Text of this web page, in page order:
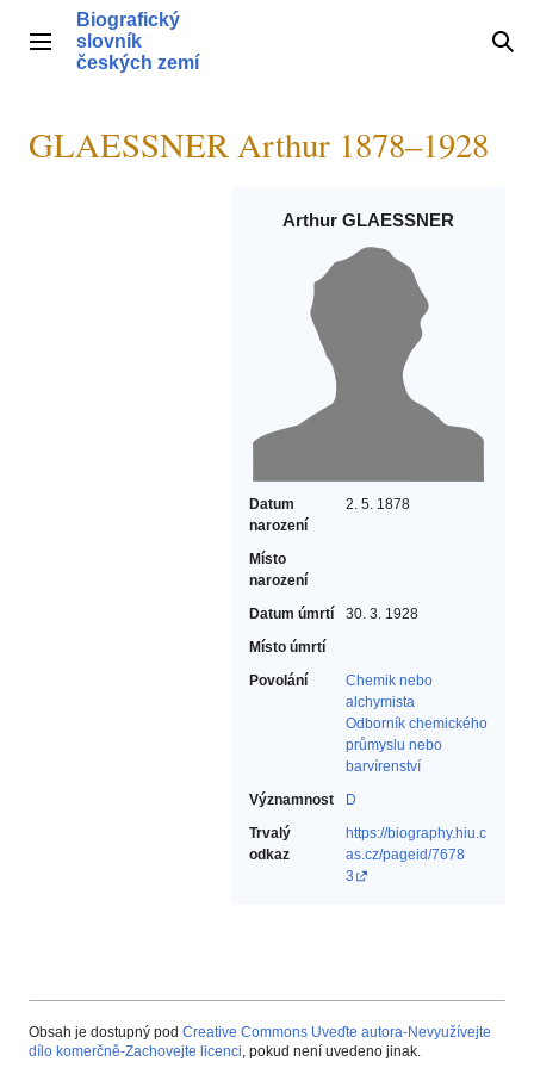
obsahHlavní menu
Biografický
slovník
českých zemí
GLAESSNER Arthur 1878–1928
Arthur GLAESSNER
Datum
narození
2. 5. 1878
Místo
narození
Datum úmrtí
30. 3. 1928
Místo úmrtí
Povolání
Chemik nebo
alchymista‎
Odborník chemického
průmyslu nebo
barvírenství‎
Významnost
D
Trvalý
odkaz
https://biography.hiu.c
as.cz/pageid/7678
3
Obsah je dostupný pod Creative Commons Uveďte autora-Nevyužívejte
dílo komerčně-Zachovejte licenci, pokud není uvedeno jinak.